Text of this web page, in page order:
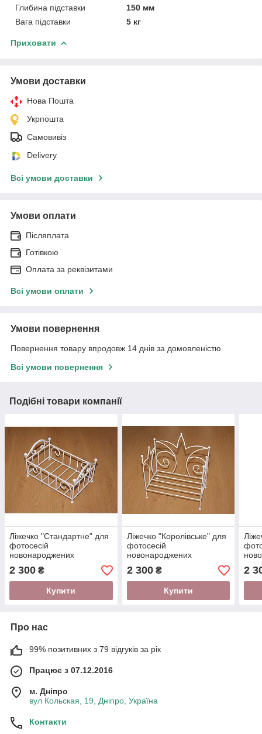
Глибина підставки
150 мм
Вага підставки
5 кг
Приховати
Умови доставки
Нова Пошта
Укрпошта
Самовивіз
Delivery
Всі умови доставки
Умови оплати
Післяплата
Готівкою
Оплата за реквізитами
Всі умови оплати
Умови повернення
Повернення товару впродовж 14 днів за домовленістю
Всі умови повернення
Подібні товари компанії
Ліжечко "Стандартне" для
фотосесій
новонароджених
2 300 ₴
Купити
Ліжечко "Королівське" для
фотосесій
новонароджених
2 300₴
Купити
2
Про нас
99% позитивних з 79 відгуків за рік
Працює з 07.12.2016
м. Дніпро
вул Кольская, 19, Дніпро, Україна
Контакти